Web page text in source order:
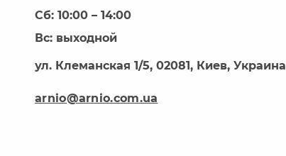
Сб: 10:00 – 14:00
Вс: выходной
ул. Клеманская 1/5, 02081, Киев, Украина
arnio@arnio.com.ua